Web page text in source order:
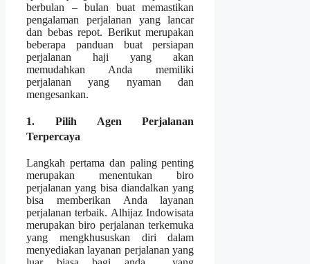
berbulan – bulan buat memastikan
pengalaman perjalanan yang lancar
dan bebas repot. Berikut merupakan
beberapa panduan buat persiapan
perjalanan haji yang akan
memudahkan Anda memiliki
perjalanan yang nyaman dan
mengesankan.
1. Pilih Agen Perjalanan
Terpercaya
Langkah pertama dan paling penting
merupakan menentukan biro
perjalanan yang bisa diandalkan yang
bisa memberikan Anda layanan
perjalanan terbaik. Alhijaz Indowisata
merupakan biro perjalanan terkemuka
yang mengkhususkan diri dalam
menyediakan layanan perjalanan yang